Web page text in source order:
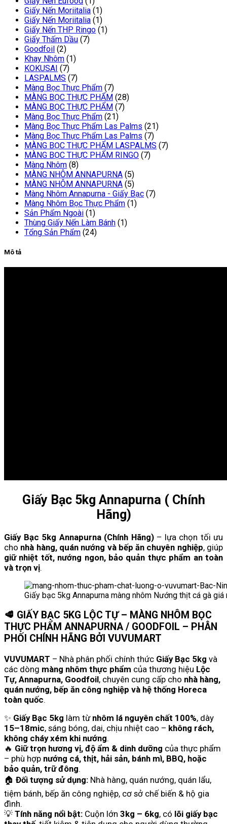
Giấy Nến Moriitalia (1)
Giấy Nến Moriitalia (1)
Giấy Nến THP Ringo (1)
Giấy Thấm Dầu (7)
Goodfoil (2)
Khay Nhôm (1)
KOKUSAI (7)
LASPALMS (7)
Màng Bọc Thực Phẩm (7)
MÀNG BỌC THỰC PHẨM (28)
MÀNG BỌC THỰC PHẨM (7)
Màng Bọc Thực Phẩm (21)
Màng Bọc Thực Phẩm Las Palms (21)
Màng Bọc Thực Phẩm Las Palms (7)
MÀNG BỌC THỰC PHẨM LASPALMS (7)
MÀNG BỌC THỰC PHẨM RINGO (7)
Màng Nhôm (8)
MÀNG NHÔM ANNAPURNA (5)
MÀNG NHÔM ANNAPURNA (5)
Màng Nhôm Annapurna - Giấy Bạc (7)
Màng Nhôm Bọc Thực Phẩm (1)
Sản Phẩm Ngoài (1)
Thùng Giấy Nến Làm Bánh (1)
Tổng Sản Phẩm (24)
Mô tả
Giấy Bạc 5kg Annapurna ( Chính
Hãng)
Giấy Bạc 5kg Annapurna (Chính Hãng)– lựa chọn tối ưu
cho nhà hàng, quán nướng và bếp ăn chuyên nghiệp, giúp
giữ nhiệt tốt, nướng ngon, bảo quản thực phẩm an toàn
và trọn vị.
Giấy bạc 5kg Annapurna màng nhôm Nướng thịt cá gà
🥩 GIẤY BẠC 5KG LỘC TỰ – MÀNG NHÔM BỌC
THỰC PHẨM ANNAPURNA / GOODFOIL – PHÂN
PHỐI CHÍNH HÃNG BỞI VUVUMART
VUVUMART – Nhà phân phối chính thức Giấy Bạc 5kg và
các dòng màng nhôm thực phẩm của thương hiệu Lộc
Tự, Annapurna, Goodfoil, chuyên cung cấp cho nhà hàng,
quán nướng, bếp ăn công nghiệp và hệ thống Horeca
toàn quốc.
✨ Giấy Bạc 5kg làm từ nhôm lá nguyên chất 100%, dày
15–18mic, sáng bóng, dai, chịu nhiệt cao – không rách,
không cháy xém khi nướng.
🔥 Giữ trọn hương vị, độ ẩm & dinh dưỡng của thực phẩm
– phù hợp nướng cá, thịt, hải sản, bánh mì, BBQ, hoặc
bảo quản, trữ đông.
🏠 Đối tượng sử dụng: Nhà hàng, quán nướng, quán lẩu,
tiệm bánh, bếp ăn công nghiệp, cơ sở chế biến & hộ gia
đình.
💡 Tính năng nổi bật: Cuộn lớn 3kg – 6kg, có lõi giấy bạc